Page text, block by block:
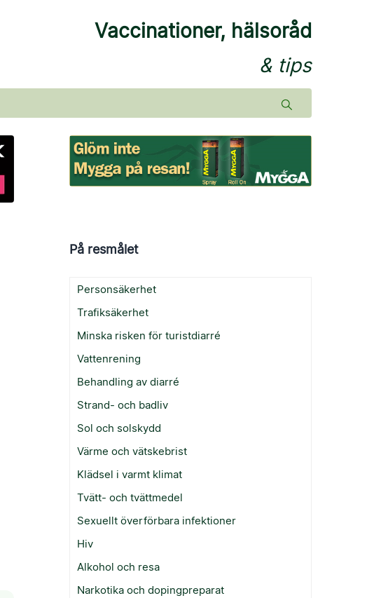
Vaccinationer, hälsoråd
& tips
På resmålet
Personsäkerhet
Trafiksäkerhet
Minska risken för turistdiarré
Vattenrening
Behandling av diarré
Strand- och badliv
Sol och solskydd
Värme och vätskebrist
Klädsel i varmt klimat
Tvätt- och tvättmedel
Sexuellt överförbara infektioner
Hiv
Alkohol och resa
Narkotika och dopingpreparat